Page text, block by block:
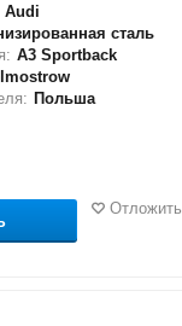
Audi
сталь
A3 Sportback
Польша
Отложить